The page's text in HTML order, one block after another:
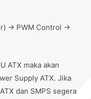
→ PWM Control →
ATX maka akan
Supply ATX. Jika
dan SMPS segera